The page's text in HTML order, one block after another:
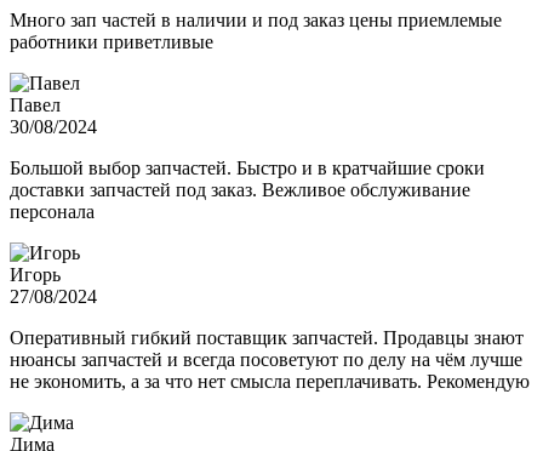
Много зап частей в наличии и под заказ цены приемлемые
работники приветливые
Павел
30/08/2024
Большой выбор запчастей. Быстро и в кратчайшие сроки
доставки запчастей под заказ. Вежливое обслуживание
персонала
Игорь
27/08/2024
Оперативный гибкий поставщик запчастей. Продавцы знают
нюансы запчастей и всегда посоветуют по делу на чём лучше
не экономить, а за что нет смысла переплачивать. Рекомендую
Дима